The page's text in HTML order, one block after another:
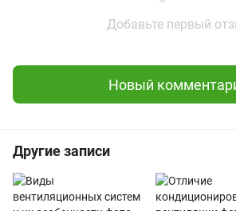
Добавьте первый
Новый
Другие записи